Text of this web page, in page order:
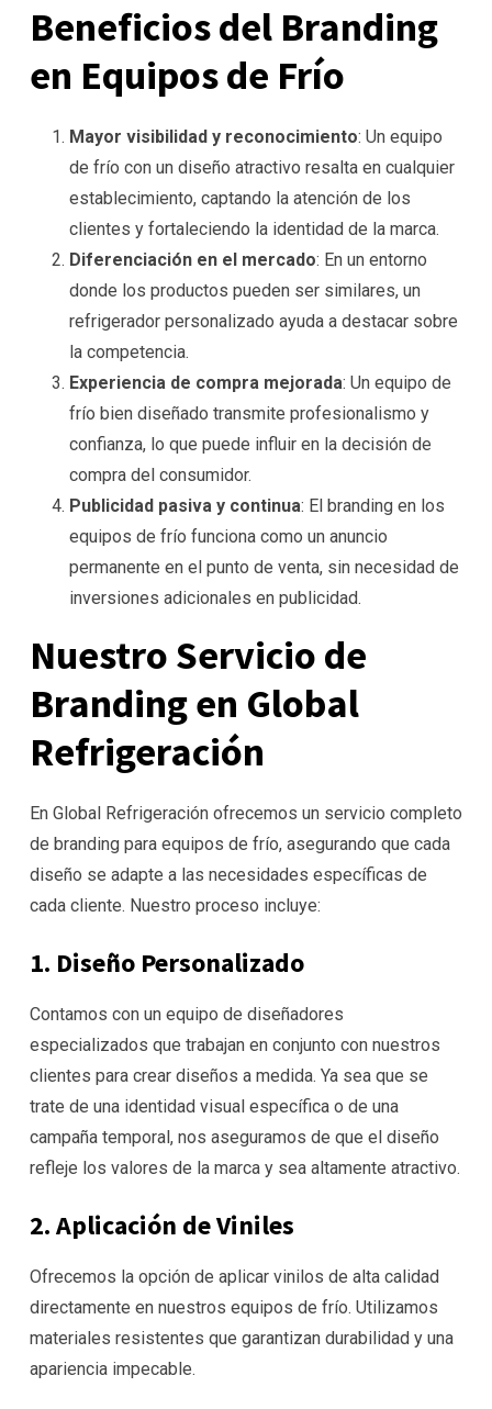
Beneficios del Branding
en Equipos de Frío
Mayor visibilidad y reconocimiento: Un equipo
de frío con un diseño atractivo resalta en cualquier
establecimiento, captando la atención de los
clientes y fortaleciendo la identidad de la marca.
Diferenciación en el mercado: En un entorno
donde los productos pueden ser similares, un
refrigerador personalizado ayuda a destacar sobre
la competencia.
Experiencia de compra mejorada: Un equipo de
frío bien diseñado transmite profesionalismo y
confianza, lo que puede influir en la decisión de
compra del consumidor.
Publicidad pasiva y continua: El branding en los
equipos de frío funciona como un anuncio
permanente en el punto de venta, sin necesidad de
inversiones adicionales en publicidad.
Nuestro Servicio de
Branding en Global
Refrigeración
En Global Refrigeración ofrecemos un servicio completo
de branding para equipos de frío, asegurando que cada
diseño se adapte a las necesidades específicas de
cada cliente. Nuestro proceso incluye:
1. Diseño Personalizado
Contamos con un equipo de diseñadores
especializados que trabajan en conjunto con nuestros
clientes para crear diseños a medida. Ya sea que se
trate de una identidad visual específica o de una
campaña temporal, nos aseguramos de que el diseño
refleje los valores de la marca y sea altamente atractivo.
2. Aplicación de Viniles
Ofrecemos la opción de aplicar vinilos de alta calidad
directamente en nuestros equipos de frío. Utilizamos
materiales resistentes que garantizan durabilidad y una
apariencia impecable.